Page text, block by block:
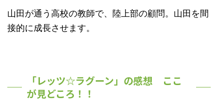
山田が通う高校の教師で、陸上部の顧問。山田を間
接的に成長させます。
「レッツ☆ラグーン」の感想 ここ
が見どころ！！